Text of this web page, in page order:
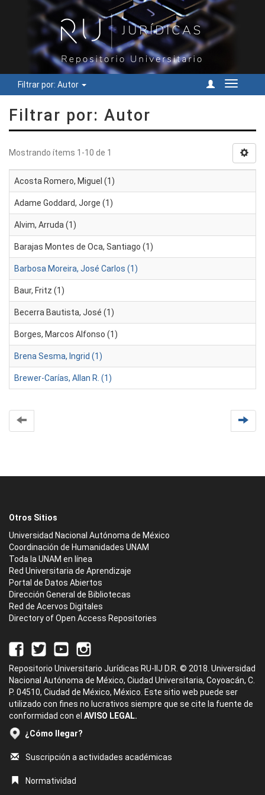
Filtrar por: Autor
Cambiar
Filtrar por: Autor
Mostrando ítems 1-10 de 1
Acosta Romero, Miguel (1)
Adame Goddard, Jorge (1)
Alvim, Arruda (1)
Barajas Montes de Oca, Santiago (1)
Barbosa Moreira, José Carlos (1)
Baur, Fritz (1)
Becerra Bautista, José (1)
Borges, Marcos Alfonso (1)
Brena Sesma, Ingrid (1)
Brewer-Carías, Allan R. (1)
Otros Sitios
Universidad Nacional Autónoma de México
Coordinación de Humanidades UNAM
Toda la UNAM en línea
Red Universitaria de Aprendizaje
Portal de Datos Abiertos
Dirección General de Bibliotecas
Red de Acervos Digitales
Directory of Open Access Repositories
Repositorio Universitario Jurídicas RU-IIJ D.R. © 2018. Universidad
Nacional Autónoma de México, Ciudad Universitaria, Coyoacán, C.
P. 04510, Ciudad de México, México. Este sitio web puede ser
utilizado con fines no lucrativos siempre que se cite la fuente de
conformidad con el AVISO LEGAL.
¿Cómo llegar?
Suscripción a actividades académicas
Normatividad